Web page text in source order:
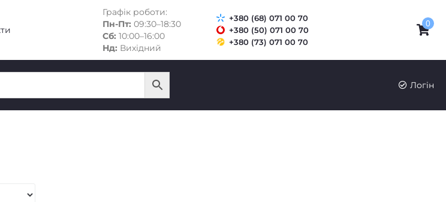
Графік роботи:
Пн-Пт: 09:30–18:30
Сб: 10:00–16:00
Нд: Вихідний
+380 (68) 071 00 70
+380 (50) 071 00 70
+380 (73) 071 00 70
0
Логін